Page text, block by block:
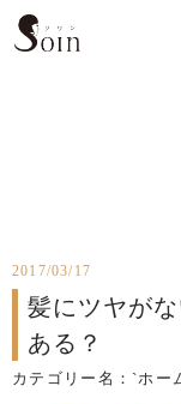
2017/03/17
髪にツヤが
ある？
カテゴリー名： `ホー